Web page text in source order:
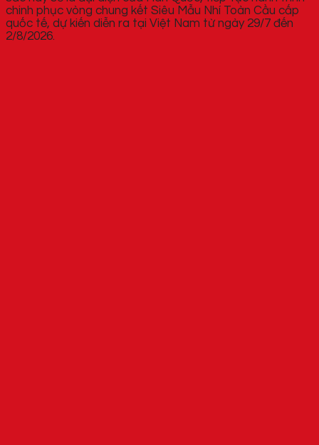
chinh phục vòng chung kết Siêu Mẫu Nhí Toàn Cầu cấp
quốc tế, dự kiến diễn ra tại Việt Nam từ ngày 29/7 đến
2/8/2026.